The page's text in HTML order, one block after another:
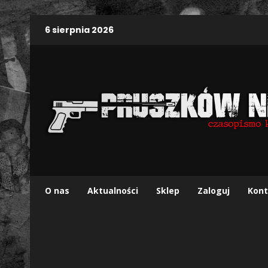
6 sierpnia 2026
O nas Aktualności Sklep Zaloguj